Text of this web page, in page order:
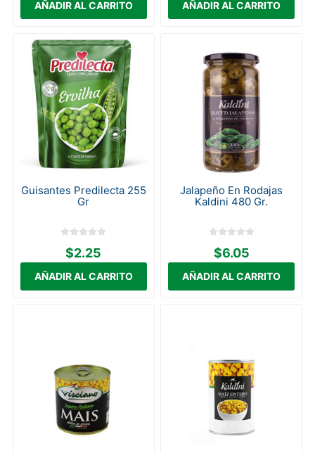
Guisantes Predilecta 255
Gr
$2.25
Jalapeño En Rodajas
Kaldini 480 Gr.
$6.05